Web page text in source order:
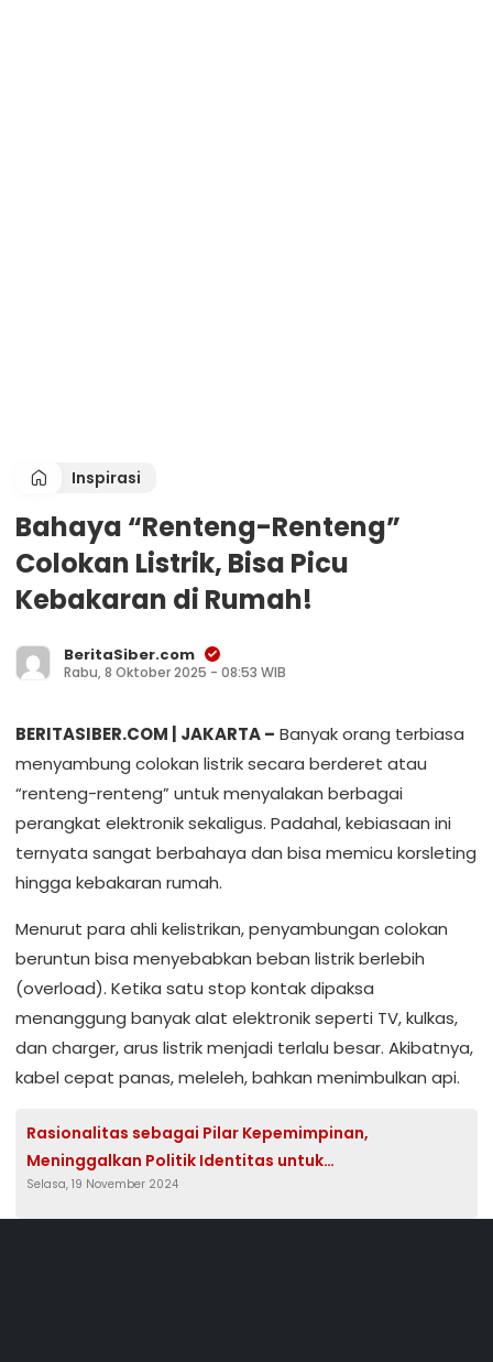
Inspirasi
Bahaya “Renteng-Renteng”
Colokan Listrik, Bisa Picu
Kebakaran di Rumah!
BeritaSiber.com
Rabu, 8 Oktober 2025 - 08:53 WIB
BERITASIBER.COM | JAKARTA – Banyak orang terbiasa
menyambung colokan listrik secara berderet atau
“renteng-renteng” untuk menyalakan berbagai
perangkat elektronik sekaligus. Padahal, kebiasaan ini
ternyata sangat berbahaya dan bisa memicu korsleting
hingga kebakaran rumah.
Menurut para ahli kelistrikan, penyambungan colokan
beruntun bisa menyebabkan beban listrik berlebih
(overload). Ketika satu stop kontak dipaksa
menanggung banyak alat elektronik seperti TV, kulkas,
dan charger, arus listrik menjadi terlalu besar. Akibatnya,
kabel cepat panas, meleleh, bahkan menimbulkan api.
Rasionalitas sebagai Pilar Kepemimpinan,
Meninggalkan Politik Identitas untuk
Melanjutkan Masa Depan Lamongan
Selasa, 19 November 2024